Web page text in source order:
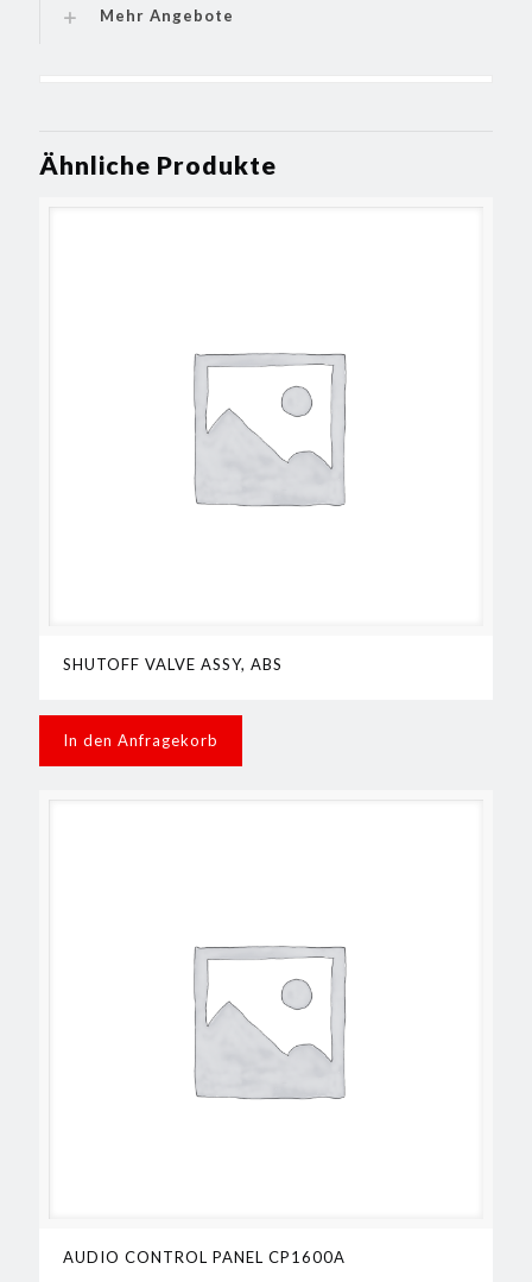
Mehr Angebote
Ähnliche Produkte
SHUTOFF VALVE ASSY, ABS
In den Anfragekorb
AUDIO CONTROL PANEL CP1600A